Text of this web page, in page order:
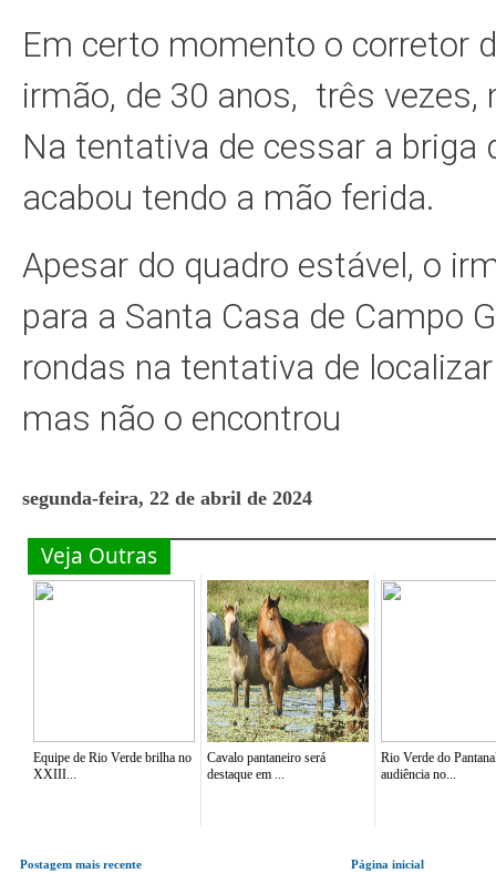
Em certo momento o corretor
irmão, de 30 anos, três vezes,
Na tentativa de cessar a briga
acabou tendo a mão ferida.
Apesar do quadro estável, o
para a Santa Casa de Campo
rondas na tentativa de
mas não o encontrou
segunda-feira, 22 de abril de 2024
Veja Outras
Equipe de Rio Verde brilha no
XXIII...
Cavalo pantaneiro será
destaque em ...
Rio Verde do
audiência no...
Postagem mais recente Página inicial